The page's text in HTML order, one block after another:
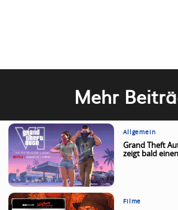
Mehr
Allgemein
Grand Theft
zeigt bald
Filme